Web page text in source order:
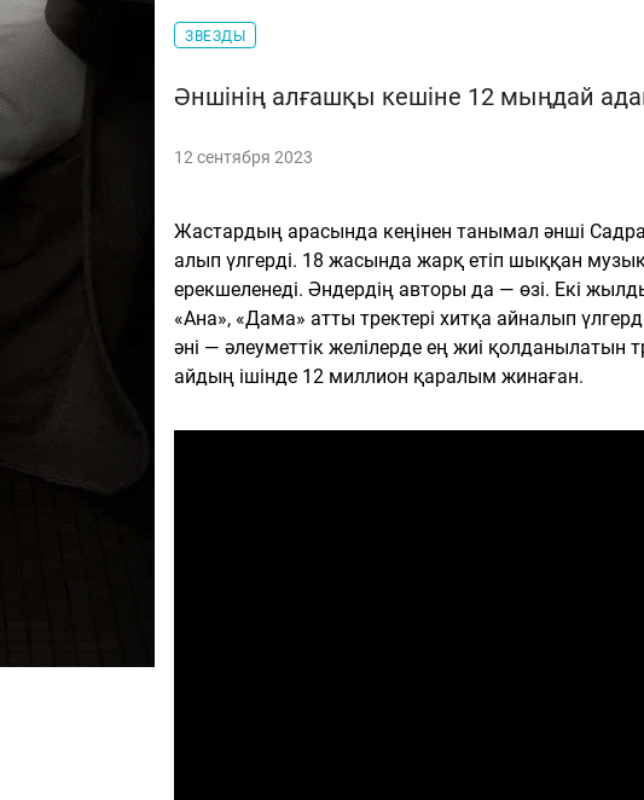
ЗВЕЗДЫ
Әншінің алғашқы кешіне 12 мыңдай
12 сентября 2023
Жастардың арасында кеңінен танымал әнші
алып үлгерді. 18 жасында жарқ етіп шыққан
ерекшеленеді. Әндердің авторы да — өзі. Екі
«Ана», «Дама» атты тректері хитқа айналып
әні — әлеуметтік желілерде ең жиі қолданылатын
айдың ішінде 12 миллион қаралым жинаған.